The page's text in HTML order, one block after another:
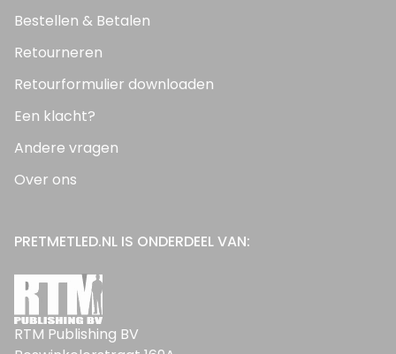
Bestellen & Betalen
Retourneren
Retourformulier downloaden
Een klacht?
Andere vragen
Over ons
PRETMETLED.NL IS ONDERDEEL VAN:
RTM Publishing BV